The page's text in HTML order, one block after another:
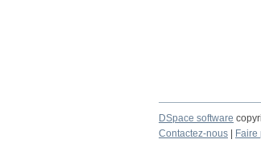
DSpace software
Contactez-nous
Faire